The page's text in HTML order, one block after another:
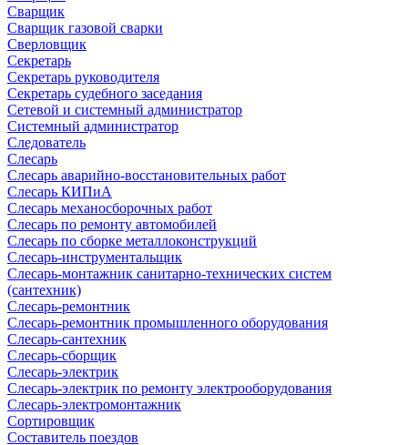
Сварщик
Сварщик газовой сварки
Сверловщик
Секретарь
Секретарь руководителя
Секретарь судебного заседания
Сетевой и системный администратор
Системный администратор
Следователь
Слесарь
Слесарь аварийно-восстановительных работ
Слесарь КИПиА
Слесарь механосборочных работ
Слесарь по ремонту автомобилей
Слесарь по сборке металлоконструкций
Слесарь-инструментальщик
Слесарь-монтажник санитарно-технических систем
(сантехник)
Слесарь-ремонтник
Слесарь-ремонтник промышленного оборудования
Слесарь-сантехник
Слесарь-сборщик
Слесарь-электрик
Слесарь-электрик по ремонту электрооборудования
Слесарь-электромонтажник
Сортировщик
Составитель поездов